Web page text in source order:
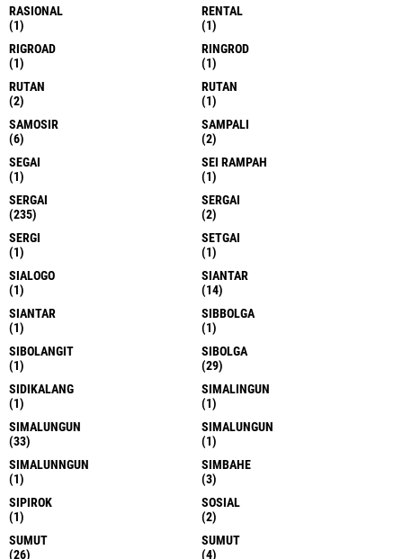
RASIONAL
(1)
RENTAL
(1)
RIGROAD
(1)
RINGROD
(1)
RUTAN
(2)
RUTAN
(1)
SAMOSIR
(6)
SAMPALI
(2)
SEGAI
(1)
SEI RAMPAH
(1)
SERGAI
(235)
SERGAI
(2)
SERGI
(1)
SETGAI
(1)
SIALOGO
(1)
SIANTAR
(14)
SIANTAR
(1)
SIBBOLGA
(1)
SIBOLANGIT
(1)
SIBOLGA
(29)
SIDIKALANG
(1)
SIMALINGUN
(1)
SIMALUNGUN
(33)
SIMALUNGUN
(1)
SIMALUNNGUN
(1)
SIMBAHE
(3)
SIPIROK
(1)
SOSIAL
(2)
SUMUT
(26)
SUMUT
(4)